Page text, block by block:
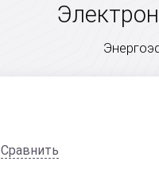
Сравнить